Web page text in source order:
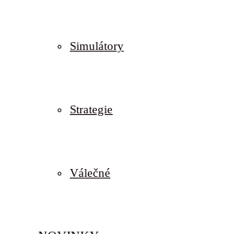
Simulátory
Strategie
Válečné